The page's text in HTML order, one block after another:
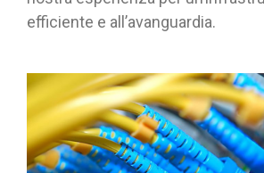
efficiente e all’avanguardia.